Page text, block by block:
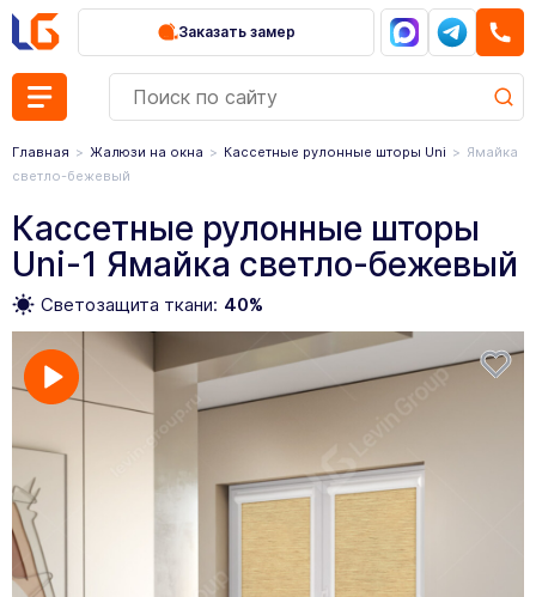
Заказать замер
Главная Жалюзи на окна Кассетные рулонные шторы Uni
Ямайка
светло-бежевый
Кассетные рулонные шторы
Uni-1 Ямайка светло-бежевый
Светозащита ткани: 40%